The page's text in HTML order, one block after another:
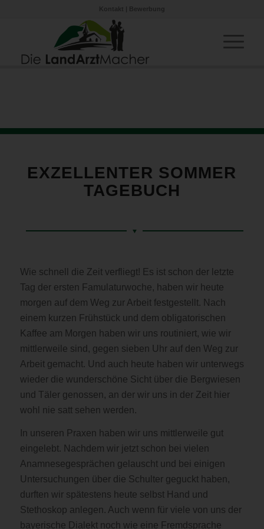
EXZELLENTER SOMMER
TAGEBUCH
Wie schnell die Zeit verfliegt! Es ist schon der letzte
Tag der ersten Famulaturwoche, haben wir heute
morgen auf dem Weg zur Arbeit festgestellt. Nach
einem kurzen Frühstück und dem obligatorischen
Kaffee am Morgen haben wir uns routiniert, wie wir
mittlerweile sind, gegen sieben Uhr auf den Weg zur
Arbeit gemacht. Und auch heute haben wir unterwegs
wieder die wunderschöne Sicht über die Bergwiesen
und Täler genossen, an der wir uns in der Zeit hier
wohl nie satt sehen werden.
In unseren Praxen haben wir uns mittlerweile gut
eingelebt. Nachdem wir jetzt schon bei vielen
Anamnesegesprächen gelauscht und bei einigen
Untersuchungen über die Schulter geguckt haben,
durften wir spätestens heute selbst Hand und
Stethoskop anlegen. Auch wenn für viele von uns der
bayerische Dialekt noch wie eine Fremdsprache